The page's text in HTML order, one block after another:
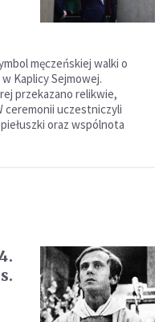
męczeńskiej walki o
Kaplicy Sejmowej.
przekazano relikwie,
ceremonii uczestniczyli
oraz wspólnota